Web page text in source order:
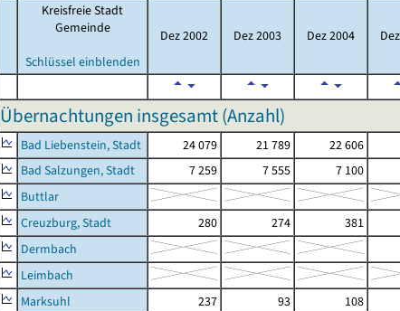
Kreisfreie Stadt
Gemeinde
Schlüssel einblenden
Dez 2002 Dez 2003 Dez 2004
Übernachtungen insgesamt (Anzahl)
Bad Liebenstein, Stadt 24 079 21 789 22 606
Bad Salzungen, Stadt
7 259 7 555 7 100
Buttlar
Creuzburg, Stadt
280 274 381
Dermbach
Leimbach
Marksuhl
237 93 108